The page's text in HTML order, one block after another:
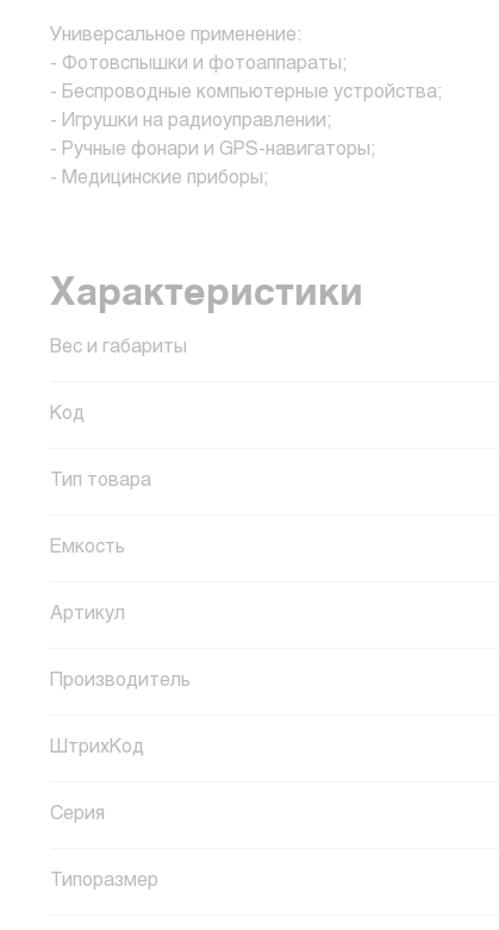
Универсальное применение:
- Фотовспышки и фотоаппараты;
- Беспроводные компьютерные устройства;
- Игрушки на радиоуправлении;
- Ручные фонари и GPS-навигаторы;
- Медицинские приборы;
Характеристики
Вес и габариты
Код
Тип товара
Емкость
Артикул
Производитель
ШтрихКод
Серия
Типоразмер